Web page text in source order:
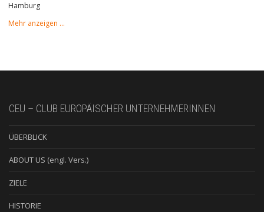
Hamburg
Mehr anzeigen …
CEU – CLUB EUROPÄISCHER UNTERNEHMERINNEN
ÜBERBLICK
ABOUT US (engl. Vers.)
ZIELE
HISTORIE